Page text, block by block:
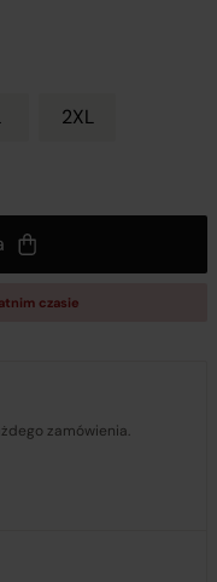
2XL
czasie
zamówienia.